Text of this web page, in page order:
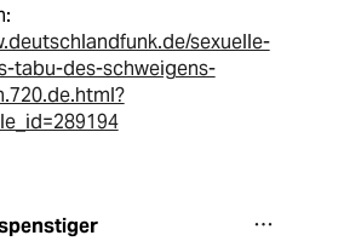
sexuelle-
tabu-des-schweigens-